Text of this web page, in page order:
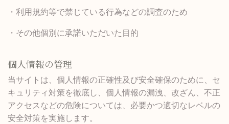
・利用規約等で禁じている行為などの調査のため
・その他個別に承諾いただいた目的
個人情報の管理
当サイトは、個人情報の正確性及び安全確保のために、セ
キュリティ対策を徹底し、個人情報の漏洩、改ざん、不正
アクセスなどの危険については、必要かつ適切なレベルの
安全対策を実施します。